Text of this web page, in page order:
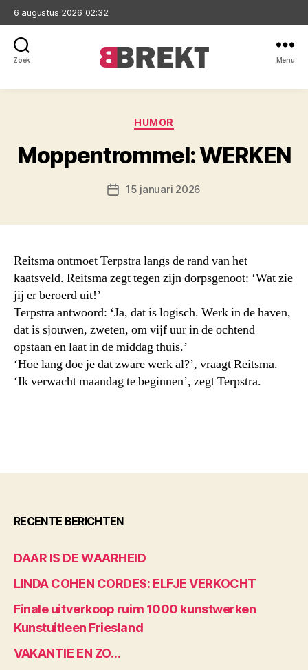
6 augustus 2026 02:32
Zoek Menu
Categorieën
HUMOR
Moppentrommel: WERKEN
Berichtdatum
15 januari 2026
Reitsma ontmoet Terpstra langs de rand van het
kaatsveld. Reitsma zegt tegen zijn dorpsgenoot: ‘Wat zie
jij er beroerd uit!’
Terpstra antwoord: ‘Ja, dat is logisch. Werk in de haven,
dat is sjouwen, zweten, om vijf uur in de ochtend
opstaan en laat in de middag thuis.’
‘Hoe lang doe je dat zware werk al?’, vraagt Reitsma.
‘Ik verwacht maandag te beginnen’, zegt Terpstra.
RECENTE BERICHTEN
DAAR IS DE WAARHEID
LINDA COHEN CORDES: ELFJE VERKOCHT
Finale uitverkoop ruim 1000 kunstwerken
Kunstuitleen Friesland
VAKANTIE EN ZO…